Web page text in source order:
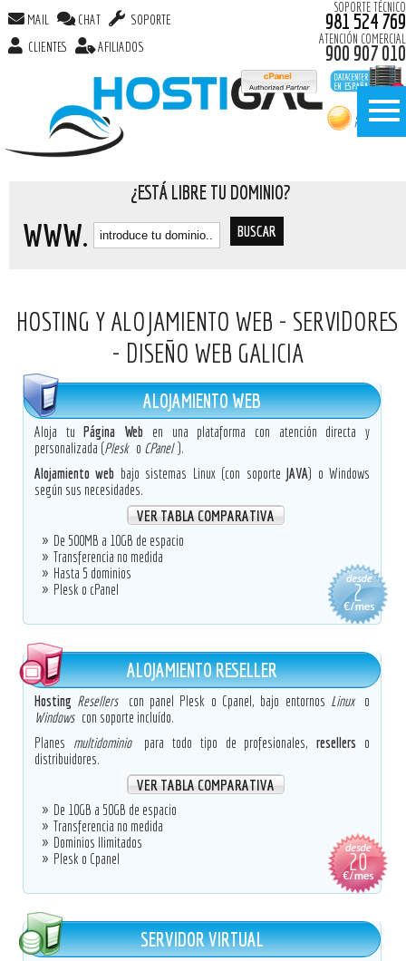
MAIL CHAT
SOPORTE
CLIENTES
AFILIADOS
SOPORTE TÉCNICO
981 524 769
ATENCIÓN COMERCIAL
900 907 010
¿ESTÁ LIBRE TU DOMINIO?
WWW.
HOSTING Y ALOJAMIENTO WEB - SERVIDORES
- DISEÑO WEB GALICIA
ALOJAMIENTO WEB
Aloja tuPágina Web
en una plataforma con atención directa y
personalizada (Plesk o CPanel ).
Alojamiento web bajo sistemas Linux (con soporteJAVA) o Windows
según sus necesidades.
VER TABLA COMPARATIVA
De 500MB a 10GB de espacio
Transferencia no medida
Hasta 5 dominios
Plesk o cPanel
ALOJAMIENTO RESELLER
Hosting Resellers con panel Plesk o Cpanel, bajo entornos Linux
o
Windows con soporte incluído.
Planes multidominio para todo tipo de profesionales,resellers o
distribuidores.
VER TABLA COMPARATIVA
De 10GB a 50GB de espacio
Transferencia no medida
Dominios Ilimitados
Plesk o Cpanel
SERVIDOR VIRTUAL